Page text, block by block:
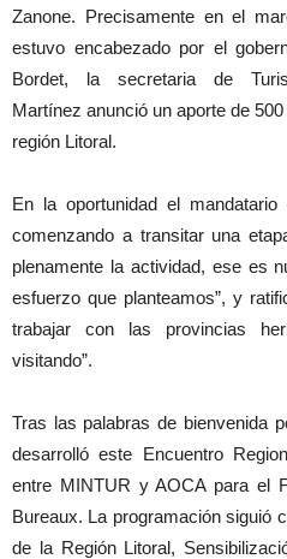
Zanone. Precisamente en el
estuvo encabezado por el
Bordet, la secretaria de
Martínez anunció un aporte de
región Litoral.
En la oportunidad el mandatario
comenzando a transitar una
plenamente la actividad, ese es
esfuerzo que planteamos”, y
trabajar con las provincias
visitando”.
Tras las palabras de bienvenida
desarrolló este Encuentro
entre MINTUR y AOCA para el
Bureaux. La programación siguió
de la Región Litoral,